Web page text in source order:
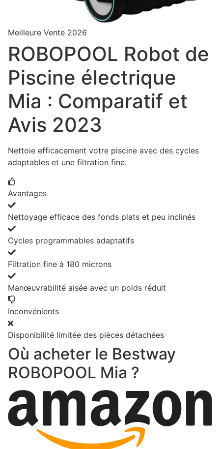
Meilleure Vente 2026
ROBOPOOL Robot de
Piscine électrique
Mia : Comparatif et
Avis 2023
Nettoie efficacement votre piscine avec des cycles
adaptables et une filtration fine.
Avantages
Nettoyage efficace des fonds plats et peu inclinés
Cycles programmables adaptatifs
Filtration fine à 180 microns
Manœuvrabilité aisée avec un poids réduit
Inconvénients
Disponibilité limitée des pièces détachées
Où acheter le Bestway
ROBOPOOL Mia ?